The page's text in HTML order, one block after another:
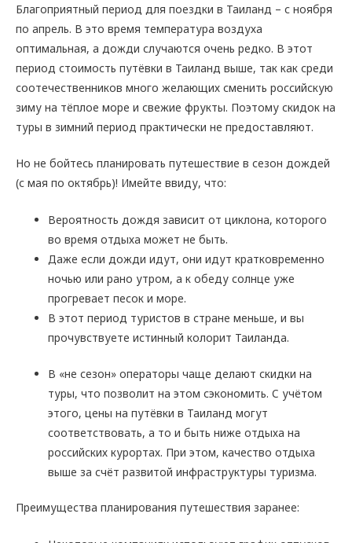
Благоприятный период для поездки в Таиланд – с ноября
по апрель. В это время температура воздуха
оптимальная, а дожди случаются очень редко. В этот
период стоимость путёвки в Таиланд выше, так как среди
соотечественников много желающих сменить российскую
зиму на тёплое море и свежие фрукты. Поэтому скидок на
туры в зимний период практически не предоставляют.
Но не бойтесь планировать путешествие в сезон дождей
(с мая по октябрь)! Имейте ввиду, что:
Вероятность дождя зависит от циклона, которого
во время отдыха может не быть.
Даже если дожди идут, они идут кратковременно
ночью или рано утром, а к обеду солнце уже
прогревает песок и море.
В этот период туристов в стране меньше, и вы
прочувствуете истинный колорит Таиланда.
В «не сезон» операторы чаще делают скидки на
туры, что позволит на этом сэкономить. С учётом
этого, цены на путёвки в Таиланд могут
соответствовать, а то и быть ниже отдыха на
российских курортах. При этом, качество отдыха
выше за счёт развитой инфраструктуры туризма.
Преимущества планирования путешествия заранее: